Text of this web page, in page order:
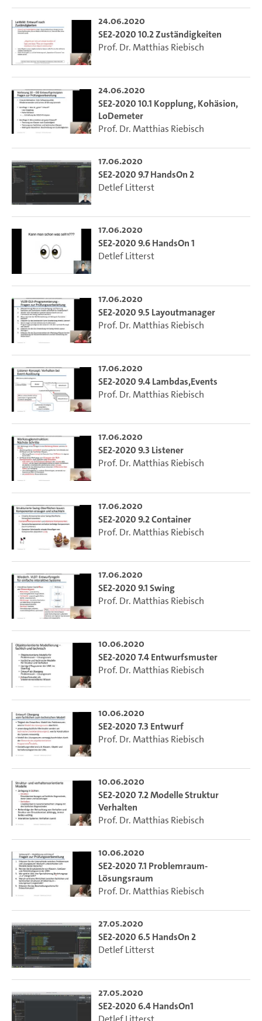
24.06.2020
SE2-2020 10.2 Zuständigkeiten
Prof. Dr. Matthias Riebisch
24.06.2020
SE2-2020 10.1 Kopplung, Kohäsion,
LoDemeter
Prof. Dr. Matthias Riebisch
17.06.2020
SE2-2020 9.7 HandsOn 2
Detlef Litterst
17.06.2020
SE2-2020 9.6 HandsOn 1
Detlef Litterst
17.06.2020
SE2-2020 9.5 Layoutmanager
Prof. Dr. Matthias Riebisch
17.06.2020
SE2-2020 9.4 Lambdas,Events
Prof. Dr. Matthias Riebisch
17.06.2020
SE2-2020 9.3 Listener
Prof. Dr. Matthias Riebisch
17.06.2020
SE2-2020 9.2 Container
Prof. Dr. Matthias Riebisch
17.06.2020
SE2-2020 9.1 Swing
Prof. Dr. Matthias Riebisch
10.06.2020
SE2-2020 7.4 Entwurfsmuster
Prof. Dr. Matthias Riebisch
10.06.2020
SE2-2020 7.3 Entwurf
Prof. Dr. Matthias Riebisch
10.06.2020
SE2-2020 7.2 Modelle Struktur
Verhalten
Prof. Dr. Matthias Riebisch
10.06.2020
SE2-2020 7.1 Problemraum-
Lösungsraum
Prof. Dr. Matthias Riebisch
27.05.2020
SE2-2020 6.5 HandsOn 2
Detlef Litterst
27.05.2020
SE2-2020 6.4 HandsOn1